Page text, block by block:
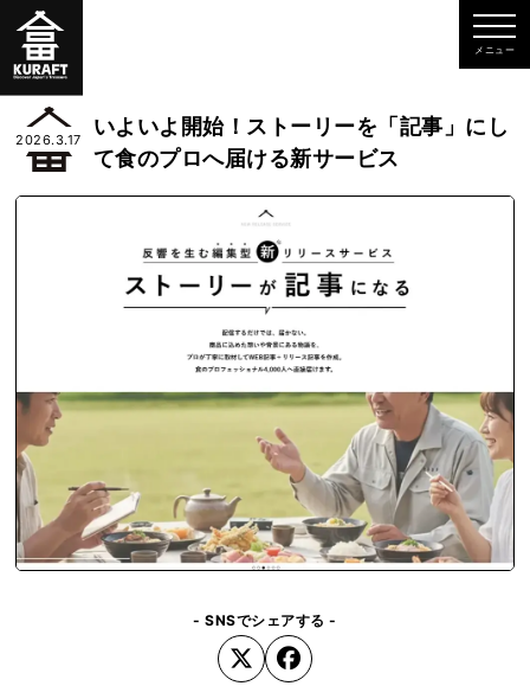
2026.3.17
いよいよ開始！ストーリーを「記事」にし
て食のプロへ届ける新サービス
- SNSでシェアする -